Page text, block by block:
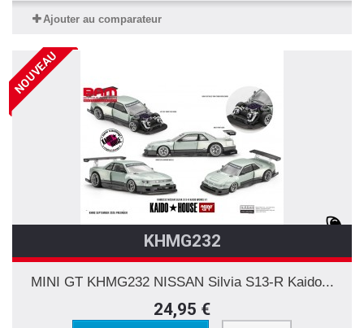
Ajouter au comparateur
NOUVEAU
KHMG232
MINI GT KHMG232 NISSAN Silvia S13-R Kaido...
24,95 €